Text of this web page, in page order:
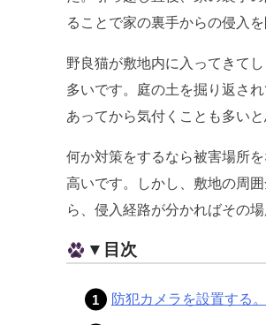
ることで家の裏手からの侵入を
野良猫が敷地内に入ってきて
多いです。庭の土を掘り返さ
あってから気付くことも多いと
何か対策をするなら被害場所
高いです。しかし、敷地の周
ら、侵入経路が分かればその
▼目次
防犯カメラを設置する。